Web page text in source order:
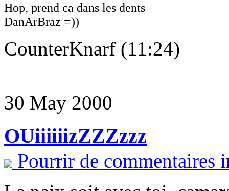
Hop, prend ca dans les dents
DanArBraz =))
CounterKnarf (11:24)
30 May 2000
OUiiiiiizZZZzzz
Pourrir de commentaires